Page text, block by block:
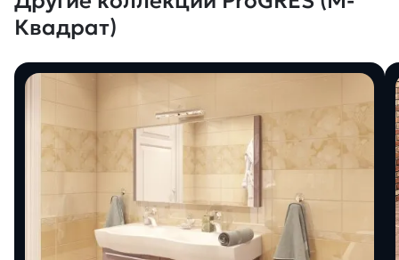
Квадрат)